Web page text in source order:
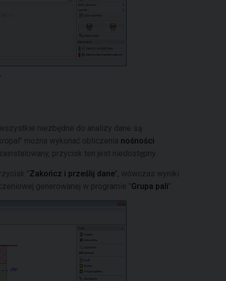
niezbędne do analizy dane są
można wykonać obliczenia nośności
przycisk ten jest niedostępny.
"Zakończ i prześlij dane", wówczas wyniki
generowanej w programie "Grupa pali".